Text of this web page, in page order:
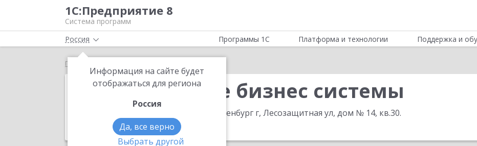
1С:Предприятие 8
Система программ
Россия
Информация на сайте будет
отображаться для региона
Россия
Да, все верно
Выбрать другой
Программы 1С Платформа и технологии Поддержка и
Главная
Региональные бизнес системы
460040, Оренбургская обл, Оренбург г, Лесозащитная ул, дом № 14, кв.30.
Телефон: (3532) 67-3025